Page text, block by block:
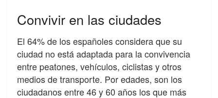
Convivir en las ciudades
El 64% de los españoles considera que su
ciudad no está adaptada para la convivencia
entre peatones, vehículos, ciclistas y otros
medios de transporte. Por edades, son los
ciudadanos entre 46 y 60 años los que más